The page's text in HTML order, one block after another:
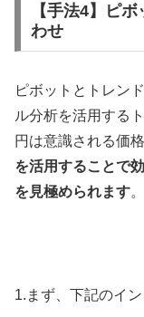
【手法4】ピ
わせ
ピボットとトレン
ル分析を活用する
円は意識される価
を活用することで
を見極められます。
1. まず、下記のイ